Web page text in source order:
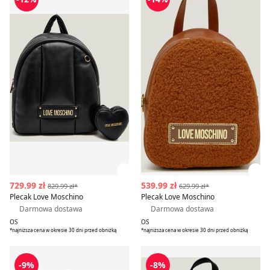
Zobacz szczegóły produktu
729.99 zł 829.99 zł*
Plecak Love Moschino
Darmowa dostawa
OS
*najniższa cena w okresie 30 dni przed obniżką
539.99 zł 629.99 zł*
Plecak Love Moschino
Darmowa dostawa
OS
*najniższa cena w okresie 30 dni przed obniżką
Plecak Love Moschino
-9%
Plecak jesienny Love
-8%